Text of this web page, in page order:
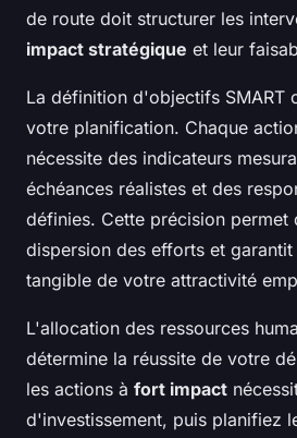
de route doit structurer les
impact stratégique et leur
La définition d'objectifs SMART
votre planification. Chaque
nécessite des indicateurs
échéances réalistes et des
définies. Cette précision permet
dispersion des efforts et
tangible de votre attractivité
L'allocation des ressources
détermine la réussite de votre
les actions à fort impact
d'investissement, puis planifiez